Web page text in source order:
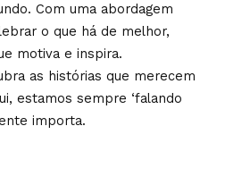
Com uma abordagem
o que há de melhor,
motiva e inspira.
as histórias que merecem
estamos sempre ‘falando
importa.